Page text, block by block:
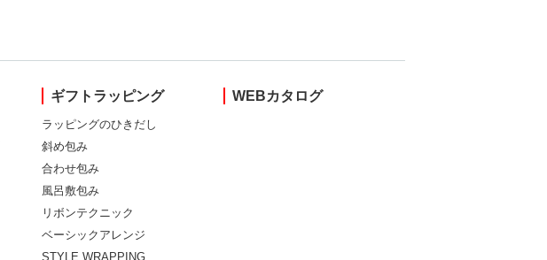
ギフトラッピング
ラッピングのひきだし
斜め包み
合わせ包み
風呂敷包み
リボンテクニック
ベーシックアレンジ
STYLE WRAPPING
WEBカタログ